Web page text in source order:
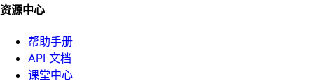
资源中心
帮助手册
API 文档
课堂中心